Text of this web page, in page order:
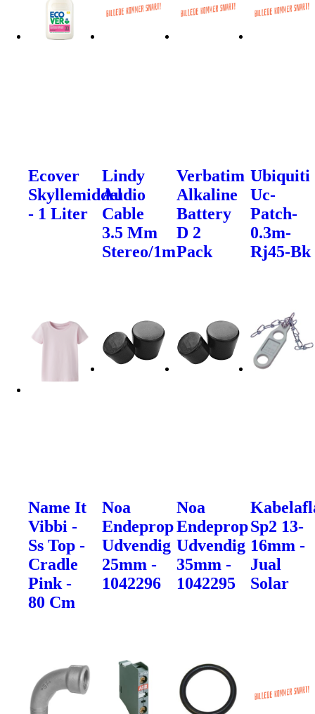
Ecover
Skyllemiddel
- 1 Liter
Lindy
Audio
Cable
3.5 Mm
Stereo/1m
Verbatim
Alkaline
Battery
D 2
Pack
Ubiquiti
Uc-
Patch-
0.3m-
Rj45-Bk
Name It
Vibbi -
Ss Top -
Cradle
Pink -
80 Cm
Noa
Endeprop
Udvendig
25mm -
1042296
Noa
Endeprop
Udvendig
35mm -
1042295
Sp2 13-
16mm -
Jual
Solar